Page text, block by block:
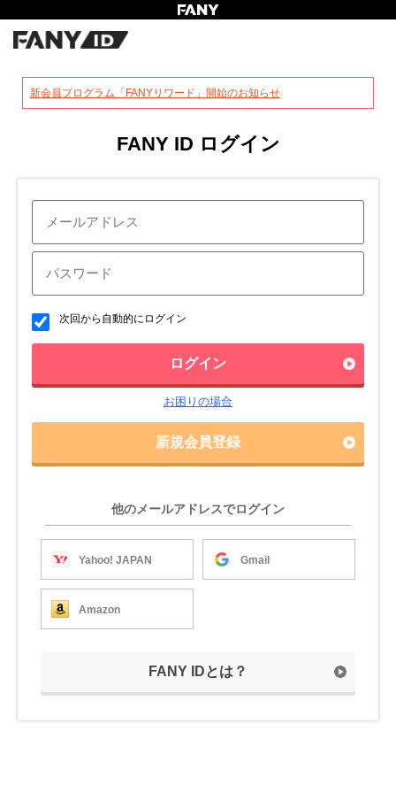
新会員プログラム「FANYリワード」開始のお知らせ
FANY ID ログイン
次回から自動的にログイン
ログイン
お困りの場合
新規会員登録
他のメールアドレスでログイン
Yahoo! JAPAN Gmail
Amazon
FANY IDとは？